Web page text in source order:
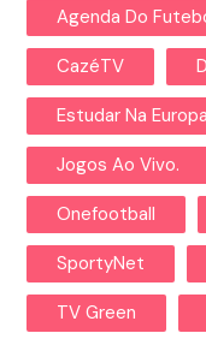
Agenda Do
CazéTV
Estudar Na Europa
Jogos Ao Vivo.
Onefootball
SportyNet
TV Green